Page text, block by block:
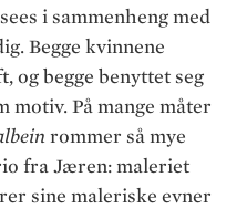
i sammenheng med
Begge kvinnene
og begge benyttet seg
motiv. På mange måter
rommer så mye
fra Jæren: maleriet
sine maleriske evner